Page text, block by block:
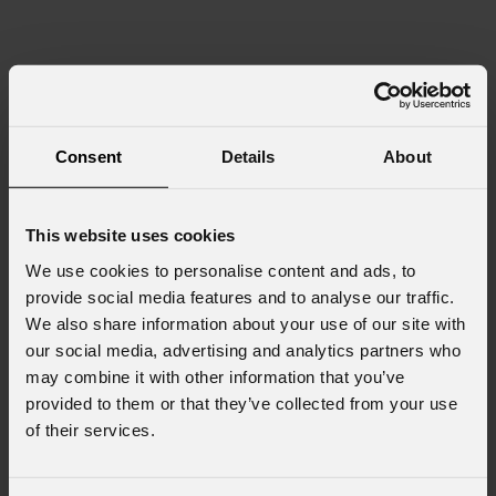
Consent Details About
This website uses cookies
We use cookies to personalise content and ads, to
provide social media features and to analyse our traffic.
We also share information about your use of our site with
our social media, advertising and analytics partners who
may combine it with other information that you’ve
provided to them or that they’ve collected from your use
of their services.